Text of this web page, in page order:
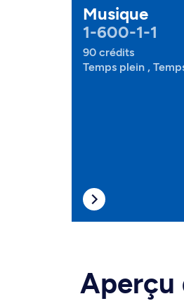
Musique
1-600-1-1
90 crédits
Temps plein ,
Aperçu